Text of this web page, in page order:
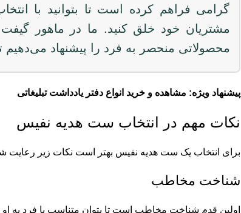
گرامی فراهم کرده است تا بتوانید با
مشتریان خود خلق کنید. ما در ماهور
محصولاتی منحصر به فرد را پیشنهاد
پیشنهاد ویژه: مشاهده و خرید انواعدفتر یادداشت تبلیغاتی
نکات مهم در انتخاب ست هدیه نفیس
برای انتخاب یک ست هدیه نفیس بهتر است نکات زیر رعایت
شناخت مخاطب
اولین قدم شناخت مخاطب است تا بتوان متناسب با فرد به او